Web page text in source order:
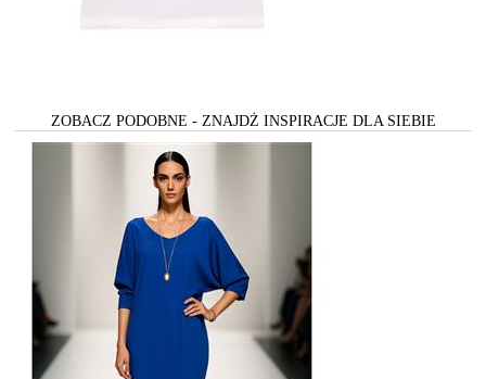
ZOBACZ PODOBNE - ZNAJDŻ INSPIRACJE DLA SIEBIE